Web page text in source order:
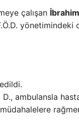
çalışan
ambulansla